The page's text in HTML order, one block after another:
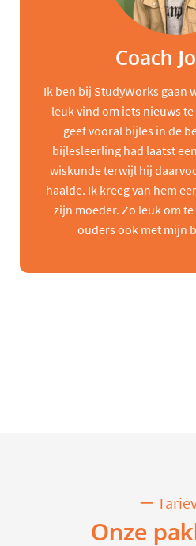
Coach
Ik ben bij StudyWorks gaan
leuk vind om iets nieuws
geef vooral bijles in de
bijlesleerling had laatst
wiskunde terwijl hij
haalde. Ik kreeg van hem
zijn moeder. Zo leuk om
ouders ook met mijn
Onze